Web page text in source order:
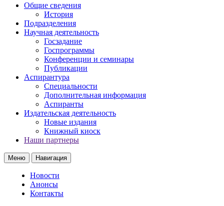
Общие сведения
История
Подразделения
Научная деятельность
Госзадание
Госпрограммы
Конференции и семинары
Публикации
Аспирантура
Специальности
Дополнительная информация
Аспиранты
Издательская деятельность
Новые издания
Книжный киоск
Наши партнеры
Меню Навигация
Новости
Анонсы
Контакты